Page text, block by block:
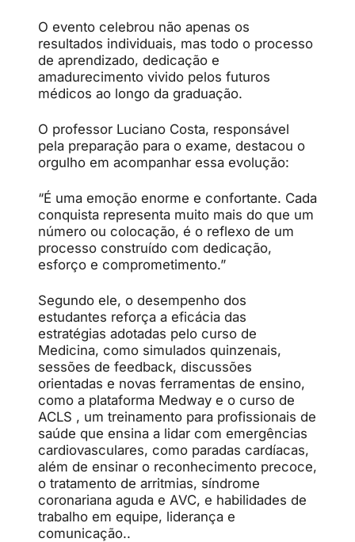
O evento celebrou não apenas os
resultados individuais, mas todo o processo
de aprendizado, dedicação e
amadurecimento vivido pelos futuros
médicos ao longo da graduação.
O professor Luciano Costa, responsável
pela preparação para o exame, destacou o
orgulho em acompanhar essa evolução:
“É uma emoção enorme e confortante. Cada
conquista representa muito mais do que um
número ou colocação, é o reflexo de um
processo construído com dedicação,
esforço e comprometimento.”
Segundo ele, o desempenho dos
estudantes reforça a eficácia das
estratégias adotadas pelo curso de
Medicina, como simulados quinzenais,
sessões de feedback, discussões
orientadas e novas ferramentas de ensino,
como a plataforma Medway e o curso de
ACLS , um treinamento para profissionais de
saúde que ensina a lidar com emergências
cardiovasculares, como paradas cardíacas,
além de ensinar o reconhecimento precoce,
o tratamento de arritmias, síndrome
coronariana aguda e AVC, e habilidades de
trabalho em equipe, liderança e
comunicação..